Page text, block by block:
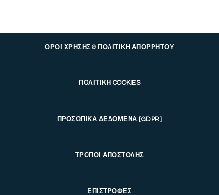
ΟΡΟΙ ΧΡΗΣΗΣ & ΠΟΛΙΤΙΚΗ ΑΠΟΡΡΗΤΟΥ
ΠΟΛΙΤΙΚΗ COOKIES
ΠΡΟΣΩΠΙΚΑ ΔΕΔΟΜΕΝΑ [GDPR]
ΤΡΟΠΟΙ ΑΠΟΣΤΟΛΗΣ
ΕΠΙΣΤΡΟΦΕΣ